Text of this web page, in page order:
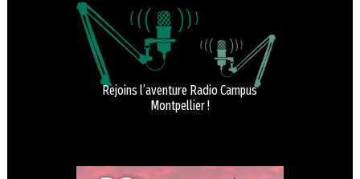
Rejoins l’aventure Radio Campus
Montpellier !